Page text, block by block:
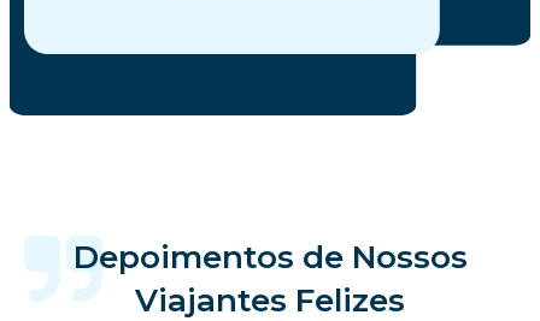
Depoimentos de Nossos
Viajantes Felizes